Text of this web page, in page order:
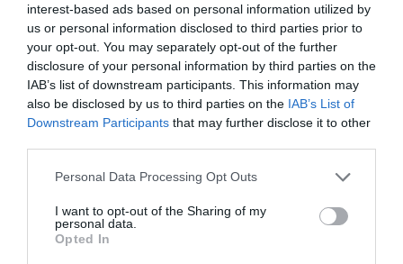
interest-based ads based on personal information utilized by
us or personal information disclosed to third parties prior to
your opt-out. You may separately opt-out of the further
disclosure of your personal information by third parties on the
IAB’s list of downstream participants. This information may
also be disclosed by us to third parties on the IAB’s List of
Downstream Participants that may further disclose it to other
Personal Data Processing Opt Outs
I want to opt-out of the Sharing of my
personal data.
Opted In